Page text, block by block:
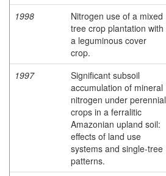
1998
Nitrogen use of a mixed
tree crop plantation with
a leguminous cover
crop.
1997
Significant subsoil
accumulation of mineral
nitrogen under perennial
crops in a ferralitic
Amazonian upland soil:
effects of land use
systems and single-tree
patterns.